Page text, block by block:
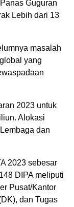
Guguran
Lebih dari 13
masalah
yang
2023 untuk
Alokasi
dan
2023 sebesar
DIPA meliputi
Pusat/Kantor
dan Tugas